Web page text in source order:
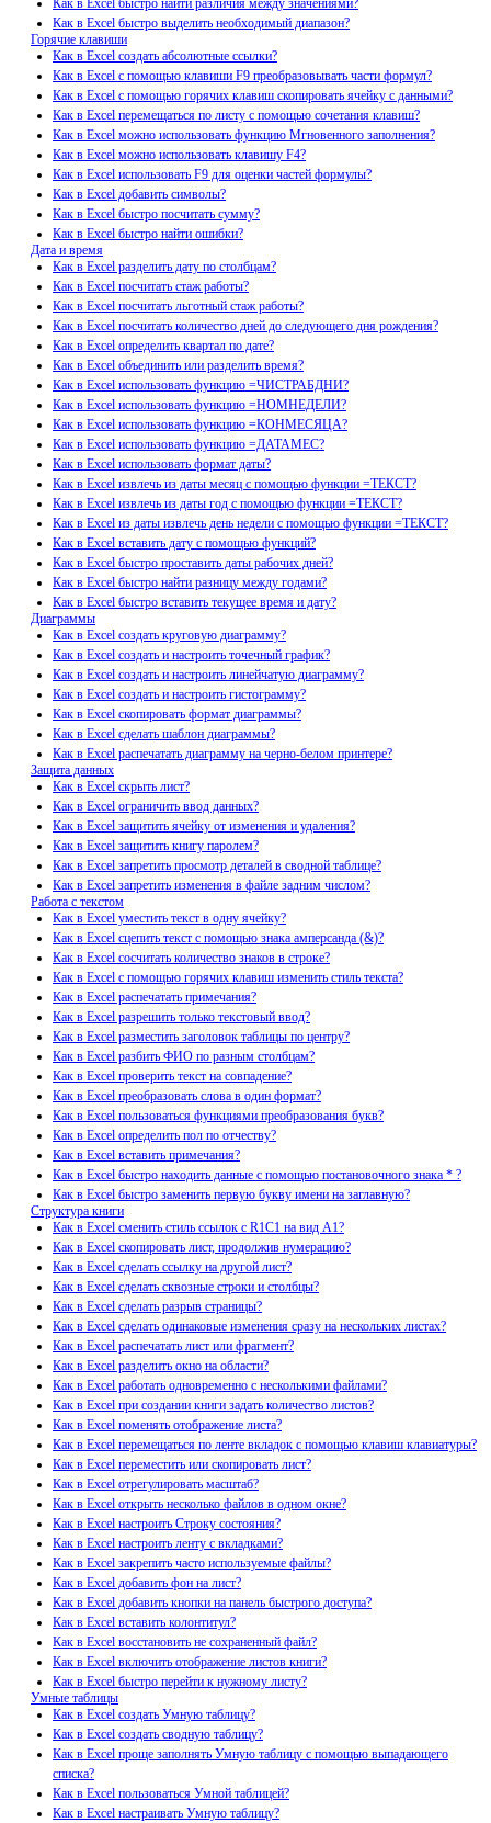
Как в Excel быстро найти различия между значениями?
Как в Excel быстро выделить необходимый диапазон?
Горячие клавиши
Как в Excel создать абсолютные ссылки?
Как в Excel с помощью клавиши F9 преобразовывать части формул?
Как в Excel с помощью горячих клавиш скопировать ячейку с данными?
Как в Excel перемещаться по листу с помощью сочетания клавиш?
Как в Excel можно использовать функцию Мгновенного заполнения?
Как в Excel можно использовать клавишу F4?
Как в Excel использовать F9 для оценки частей формулы?
Как в Excel добавить символы?
Как в Excel быстро посчитать сумму?
Как в Excel быстро найти ошибки?
Дата и время
Как в Excel разделить дату по столбцам?
Как в Excel посчитать стаж работы?
Как в Excel посчитать льготный стаж работы?
Как в Excel посчитать количество дней до следующего дня рождения?
Как в Excel определить квартал по дате?
Как в Excel объединить или разделить время?
Как в Excel использовать функцию =ЧИСТРАБДНИ?
Как в Excel использовать функцию =НОМНЕДЕЛИ?
Как в Excel использовать функцию =КОНМЕСЯЦА?
Как в Excel использовать функцию =ДАТАМЕС?
Как в Excel использовать формат даты?
Как в Excel извлечь из даты месяц с помощью функции =ТЕКСТ?
Как в Excel извлечь из даты год с помощью функции =ТЕКСТ?
Как в Excel из даты извлечь день недели с помощью функции =ТЕКСТ?
Как в Excel вставить дату с помощью функций?
Как в Excel быстро проставить даты рабочих дней?
Как в Excel быстро найти разницу между годами?
Как в Excel быстро вставить текущее время и дату?
Диаграммы
Как в Excel создать круговую диаграмму?
Как в Excel создать и настроить точечный график?
Как в Excel создать и настроить линейчатую диаграмму?
Как в Excel создать и настроить гистограмму?
Как в Excel скопировать формат диаграммы?
Как в Excel сделать шаблон диаграммы?
Как в Excel распечатать диаграмму на черно-белом принтере?
Защита данных
Как в Excel скрыть лист?
Как в Excel ограничить ввод данных?
Как в Excel защитить ячейку от изменения и удаления?
Как в Excel защитить книгу паролем?
Как в Excel запретить просмотр деталей в сводной таблице?
Как в Excel запретить изменения в файле задним числом?
Работа с текстом
Как в Excel уместить текст в одну ячейку?
Как в Excel сцепить текст с помощью знака амперсанда (&)?
Как в Excel сосчитать количество знаков в строке?
Как в Excel с помощью горячих клавиш изменить стиль текста?
Как в Excel распечатать примечания?
Как в Excel разрешить только текстовый ввод?
Как в Excel разместить заголовок таблицы по центру?
Как в Excel разбить ФИО по разным столбцам?
Как в Excel проверить текст на совпадение?
Как в Excel преобразовать слова в один формат?
Как в Excel пользоваться функциями преобразования букв?
Как в Excel определить пол по отчеству?
Как в Excel вставить примечания?
Как в Excel быстро находить данные с помощью постановочного знака * ?
Как в Excel быстро заменить первую букву имени на заглавную?
Структура книги
Как в Excel сменить стиль ссылок с R1C1 на вид A1?
Как в Excel скопировать лист, продолжив нумерацию?
Как в Excel сделать ссылку на другой лист?
Как в Excel сделать сквозные строки и столбцы?
Как в Excel сделать разрыв страницы?
Как в Excel сделать одинаковые изменения сразу на нескольких листах?
Как в Excel распечатать лист или фрагмент?
Как в Excel разделить окно на области?
Как в Excel работать одновременно с несколькими файлами?
Как в Excel при создании книги задать количество листов?
Как в Excel поменять отображение листа?
Как в Excel перемещаться по ленте вкладок с помощью клавиш клавиатуры?
Как в Excel переместить или скопировать лист?
Как в Excel отрегулировать масштаб?
Как в Excel открыть несколько файлов в одном окне?
Как в Excel настроить Строку состояния?
Как в Excel настроить ленту с вкладками?
Как в Excel закрепить часто используемые файлы?
Как в Excel добавить фон на лист?
Как в Excel добавить кнопки на панель быстрого доступа?
Как в Excel вставить колонтитул?
Как в Excel восстановить не сохраненный файл?
Как в Excel включить отображение листов книги?
Как в Excel быстро перейти к нужному листу?
Умные таблицы
Как в Excel создать Умную таблицу?
Как в Excel создать сводную таблицу?
Как в Excel проще заполнять Умную таблицу с помощью выпадающего
списка?
Как в Excel пользоваться Умной таблицей?
Как в Excel настраивать Умную таблицу?